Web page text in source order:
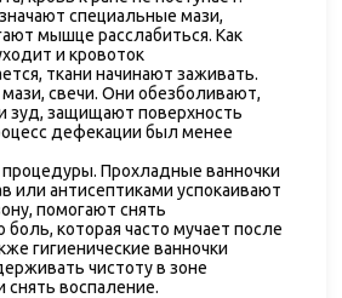
специальные мази,
мышце расслабиться. Как
и кровоток
ткани начинают заживать.
свечи. Они обезболивают,
зуд, защищают поверхность
дефекации был менее
процедуры. Прохладные ванночки
или антисептиками успокаивают
помогают снять
которая часто мучает после
гигиенические ванночки
чистоту в зоне
воспаление.